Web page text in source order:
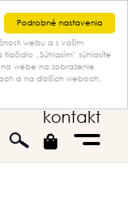
Podrobné nastavenia
webu a s vaším
„Súhlasím“ súhlasíte
webe na zobrazenie
a na ďalších weboch.
kontakt